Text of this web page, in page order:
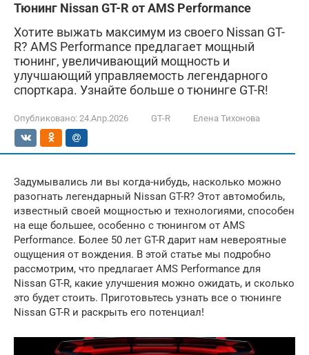
Тюнинг Nissan GT-R от AMS Performance
Хотите выжать максимум из своего Nissan GT-
R? AMS Performance предлагает мощный
тюнинг, увеличивающий мощность и
улучшающий управляемость легендарного
спорткара. Узнайте больше о тюнинге GT-R!
Опубликовано: 24.Апр.2026 GT-R Елена Тихонова
Задумывались ли вы когда-нибудь, насколько можно
разогнать легендарный Nissan GT-R? Этот автомобиль,
известный своей мощностью и технологиями, способен
на еще большее, особенно с тюнингом от AMS
Performance. Более 50 лет GT-R дарит нам невероятные
ощущения от вождения. В этой статье мы подробно
рассмотрим, что предлагает AMS Performance для
Nissan GT-R, какие улучшения можно ожидать, и сколько
это будет стоить. Приготовьтесь узнать все о тюнинге
Nissan GT-R и раскрыть его потенциал!